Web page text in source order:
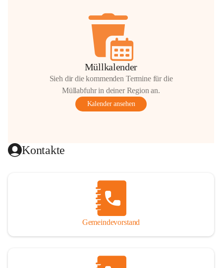
Müllkalender
Sieh dir die kommenden Termine für die
Müllabfuhr in deiner Region an.
Kalender ansehen
Kontakte
Gemeindevorstand